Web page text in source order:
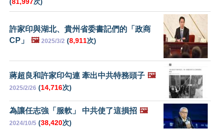
(81,997次)
許家印與湖北、貴州省委書記們的「政商
CP」
🖼️ 2025/3/2 (8,911次)
蔣超良和許家印勾連 牽出中共特務頭子 🖼️
2025/2/26 (14,716次)
為讓任志強「服軟」 中共使了這損招 🖼️
2024/10/5 (38,420次)